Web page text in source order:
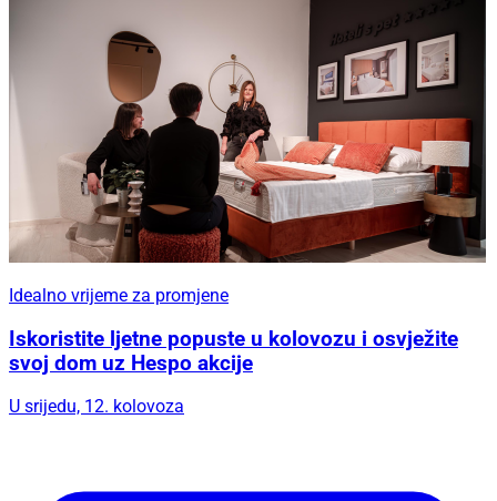
Idealno vrijeme za promjene
Iskoristite ljetne popuste u kolovozu i osvježite
svoj dom uz Hespo akcije
U srijedu, 12. kolovoza